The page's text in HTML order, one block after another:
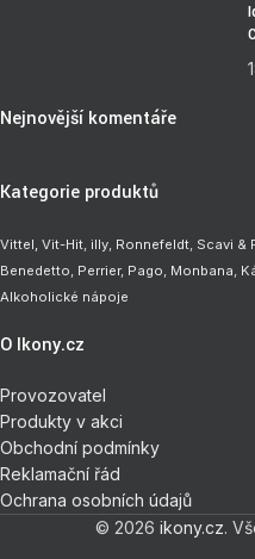
Nejnovější komentáře
Kategorie produktů
Vittel, Vit-Hit, illy, Ronnefeldt, Scavi &
Benedetto, Perrier, Pago, Monbana,
Alkoholické nápoje
O Ikony.cz
Provozovatel
Produkty v akci
Obchodní podmínky
Reklamační řád
Ochrana osobních údajů
© 2026 ikony.cz.